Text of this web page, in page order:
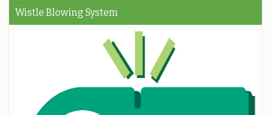
Wistle Blowing System